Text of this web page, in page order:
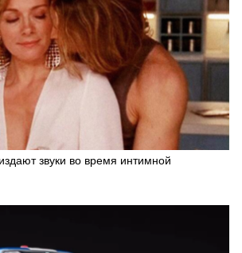
звуки во время интимной